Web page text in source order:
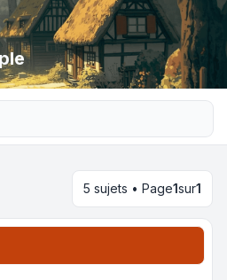
5 sujets • Page1sur1